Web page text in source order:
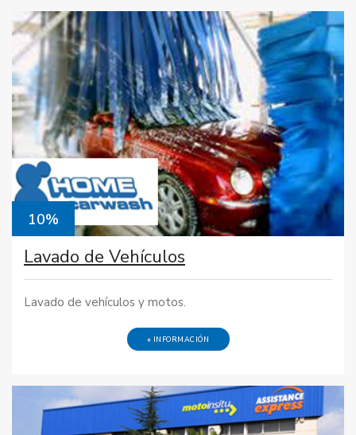
10%
Lavado de Vehículos
Lavado de vehículos y motos.
+ INFORMACIÓN